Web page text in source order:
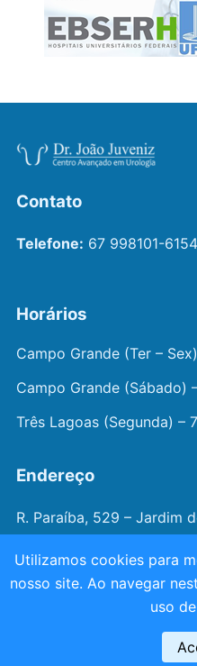
Contato
Telefone: 67 998101-6154
Horários
Campo Grande (Ter –
Campo Grande (Sábado)
Três Lagoas (Segunda) –
Endereço
R. Paraíba, 529 – Jardim
© 2026 — Dr. João
Utilizamos cookies para
nosso site. Ao navegar
uso